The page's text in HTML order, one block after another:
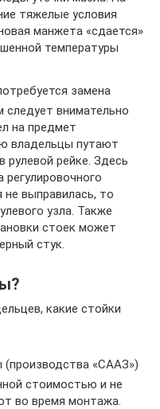
тяжелые условия
манжета «сдается»
температуры
замена
внимательно
на предмет
владельцы путают
рулевой рейке. Здесь
не выправилась, то
узла. Также
стоек может
стук.
какие стойки
«СААЗ»)
стоимостью и не
во время монтажа.